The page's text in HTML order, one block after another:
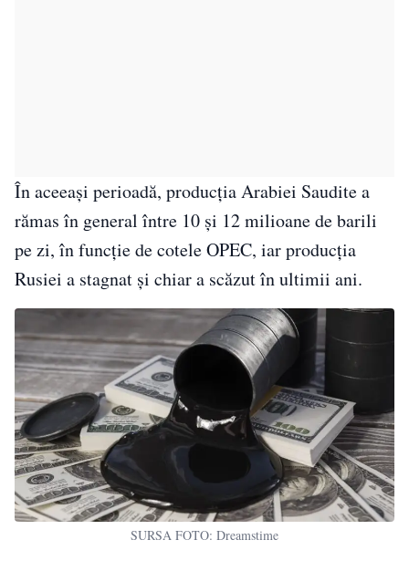
În aceeași perioadă, producția Arabiei Saudite a
rămas în general între 10 și 12 milioane de barili
pe zi, în funcție de cotele OPEC, iar producția
Rusiei a stagnat și chiar a scăzut în ultimii ani.
SURSA FOTO: Dreamstime